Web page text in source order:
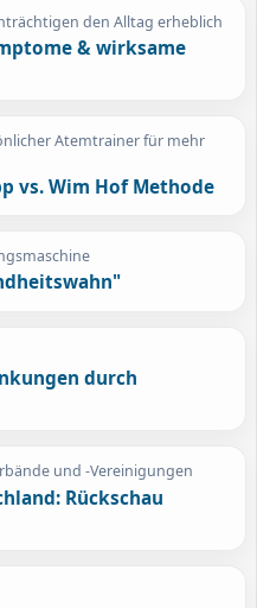
den Alltag erheblich
& wirksame
Atemtrainer für mehr
vs. Wim Hof Methode
durch
und -Vereinigungen
Rückschau